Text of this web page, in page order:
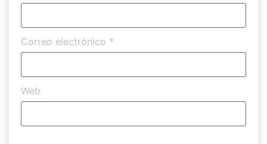
Correo electrónico *
Web